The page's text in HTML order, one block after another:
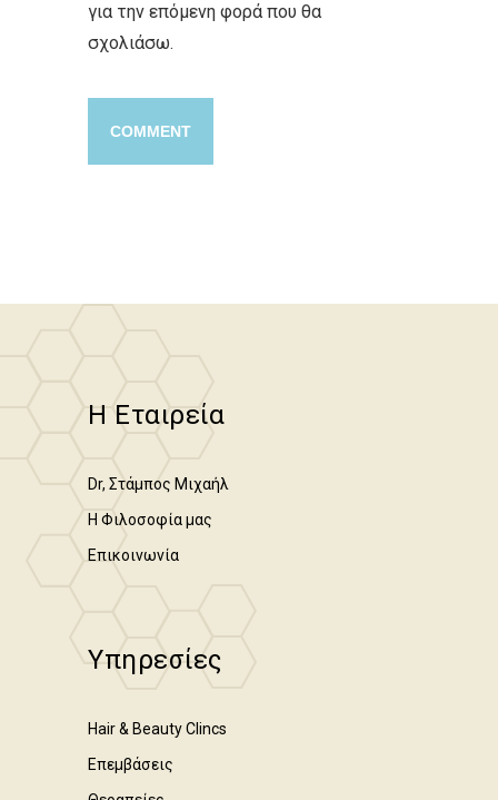
για την επόμενη φορά που θα
σχολιάσω.
Η Εταιρεία
Dr, Στάμπος Μιχαήλ
Η Φιλοσοφία μας
Επικοινωνία
Υπηρεσίες
Hair & Beauty Clincs
Επεμβάσεις